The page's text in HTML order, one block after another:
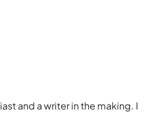
and a writer in the making. I